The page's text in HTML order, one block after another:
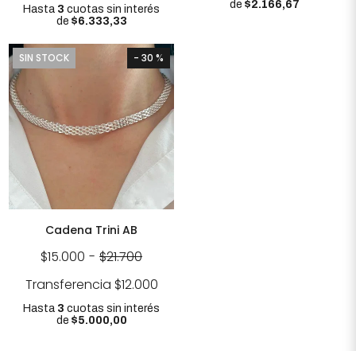
Hasta 3 cuotas sin interés
de $6.333,33
de $2.166,67
SIN STOCK - 30 %
Cadena Trini AB
$15.000 - $21.700
Transferencia $12.000
Hasta 3 cuotas sin interés
de $5.000,00